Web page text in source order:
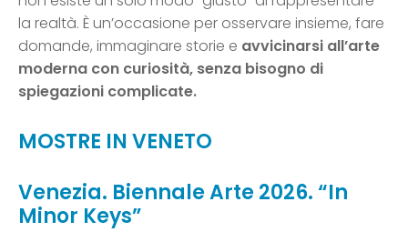
la realtà. È un’occasione per osservare insieme, fare
domande, immaginare storie e avvicinarsi all’arte
moderna con curiosità, senza bisogno di
spiegazioni complicate.
MOSTRE IN VENETO
Venezia. Biennale Arte 2026. “In
Minor Keys”